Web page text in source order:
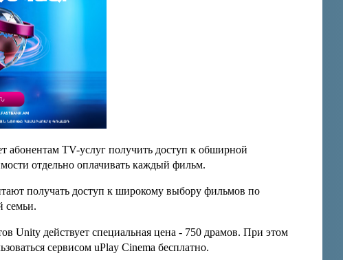
абонентам TV-услуг получить доступ к обширной
отдельно оплачивать каждый фильм.
получать доступ к широкому выбору фильмов по
семьи.
Unity действует специальная цена - 750 драмов. При этом
сервисом uPlay Cinema бесплатно.